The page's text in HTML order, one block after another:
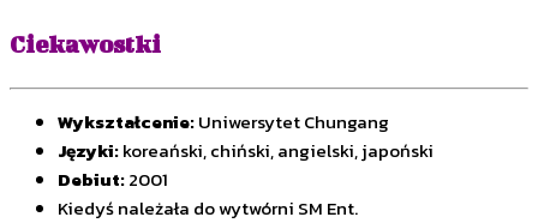
Ciekawostki
Wykształcenie:Uniwersytet Chungang
Języki:koreański, chiński, angielski, japoński
Debiut:2001
Kiedyś należała do wytwórni SM Ent.